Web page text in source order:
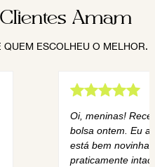
Amam
QUEM ESCOLHEU O MELHOR.
Oi, meninas!
bolsa ontem. Eu
está bem novinha,
praticamente